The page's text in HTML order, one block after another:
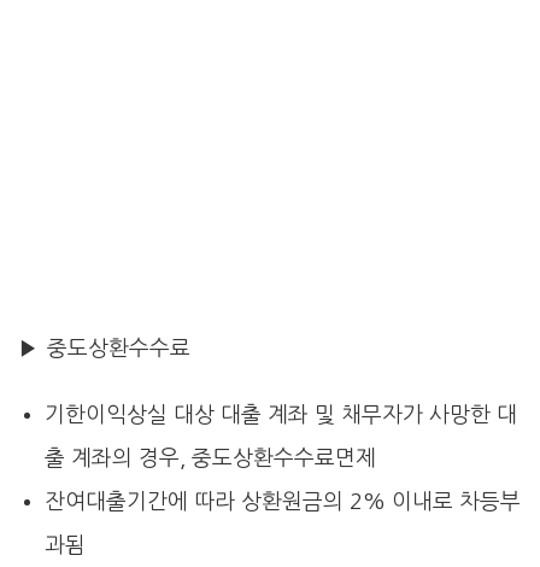
▶ 중도상환수수료
기한이익상실 대상 대출 계좌 및 채무자가 사망한 대
출 계좌의 경우, 중도상환수수료면제
잔여대출기간에 따라 상환원금의 2% 이내로 차등부
과됨